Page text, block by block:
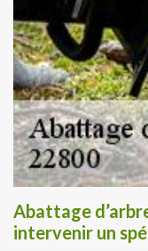
Abattage
intervenir un